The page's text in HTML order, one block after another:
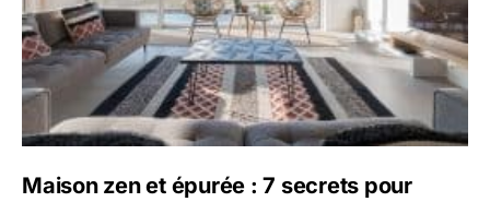
Maison zen et épurée : 7 secrets pour